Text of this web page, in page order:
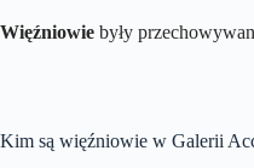
Więźniowie były
Kim są więźniowie w Galerii